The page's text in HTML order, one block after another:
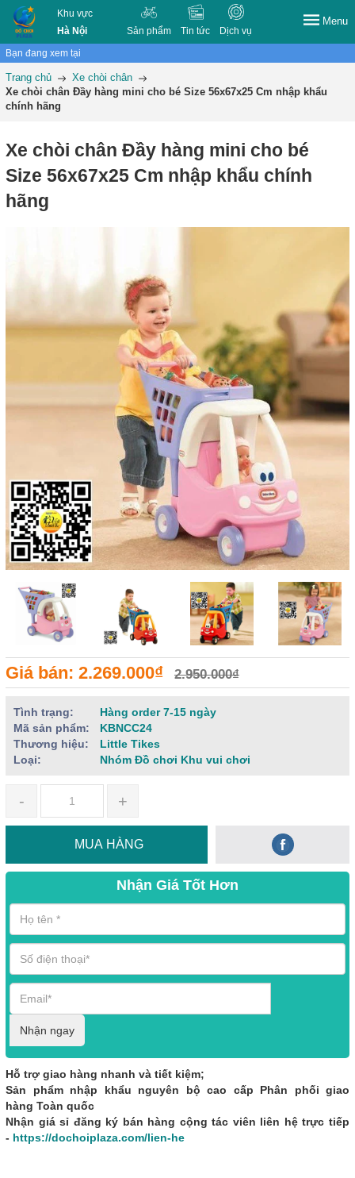
Khu vực
Hà Nội
Sản phẩm Tin tức Dịch vụ
Menu
Bạn đang xem tại
Trang chủ
Xe chòi chân
Xe chòi chân Đầy hàng mini cho bé Size 56x67x25 Cm nhập khẩu
chính hãng
Xe chòi chân Đầy hàng mini cho bé
Size 56x67x25 Cm nhập khẩu chính
hãng
Giá bán: 2.269.000₫ 2.950.000₫
Tình trạng:
Hàng order 7-15 ngày
Mã sản phẩm:
KBNCC24
Thương hiệu:
Little Tikes
Loại:
Nhóm Đồ chơi Khu vui chơi
- +
MUA HÀNG
Nhận Giá Tốt Hơn
Nhận ngay
Hỗ trợ giao hàng nhanh và tiết kiệm;
Sản phẩm nhập khẩu nguyên bộ cao cấp Phân phối giao
hàng Toàn quốc
Nhận giá sỉ đăng ký bán hàng cộng tác viên liên hệ trực tiếp
- https://dochoiplaza.com/lien-he